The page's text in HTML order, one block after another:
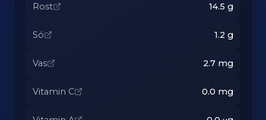
Rost 14.5 g
Só 1.2 g
Vas 2.7mg
Vitamin C 0.0 mg